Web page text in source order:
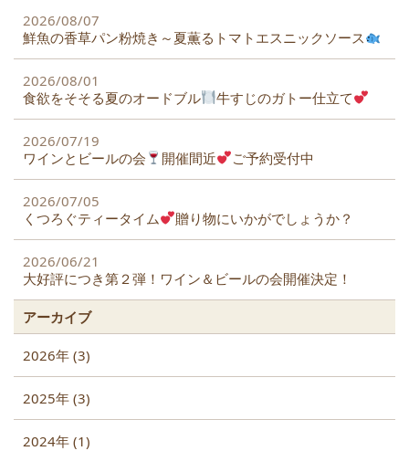
2026/08/07
鮮魚の香草パン粉焼き～夏薫るトマトエスニックソース
2026/08/01
食欲をそそる夏のオードブル
牛すじのガトー仕立て
2026/07/19
ワインとビールの会
開催間近 ご予約受付中
2026/07/05
くつろぐティータイム
贈り物にいかがでしょうか？
2026/06/21
大好評につき第２弾！ワイン＆ビールの会開催決定！
アーカイブ
2026年 (3)
2025年 (3)
2024年 (1)